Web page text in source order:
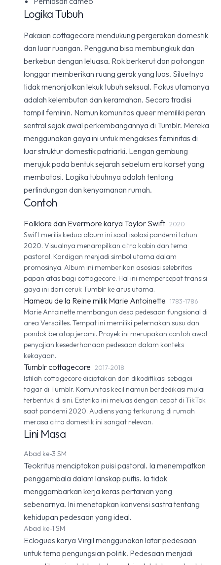
Logika Tubuh
Pakaian cottagecore mendukung pergerakan domestik
dan luar ruangan. Pengguna bisa membungkuk dan
berkebun dengan leluasa. Rok berkerut dan potongan
longgar memberikan ruang gerak yang luas. Siluetnya
tidak menonjolkan lekuk tubuh seksual. Fokus utamanya
adalah kelembutan dan keramahan. Secara tradisi
tampil feminin. Namun komunitas queer memiliki peran
sentral sejak awal perkembangannya di Tumblr. Mereka
menggunakan gaya ini untuk mengakses feminitas di
luar struktur domestik patriarki. Lengan gembung
merujuk pada bentuk sejarah sebelum era korset yang
membatasi. Logika tubuhnya adalah tentang
perlindungan dan kenyamanan rumah.
Contoh
Folklore dan Evermore karya Taylor Swift 2020
Swift merilis kedua album ini saat isolasi pandemi tahun
2020. Visualnya menampilkan citra kabin dan tema
pastoral. Kardigan menjadi simbol utama dalam
promosinya. Album ini memberikan asosiasi selebritas
papan atas bagi cottagecore. Hal ini mempercepat transisi
gaya ini dari ceruk Tumblr ke arus utama.
Hameau de la Reine milik Marie Antoinette 1783-1786
Marie Antoinette membangun desa pedesaan fungsional di
area Versailles. Tempat ini memiliki peternakan susu dan
pondok beratap jerami. Proyek ini merupakan contoh awal
penyajian kesederhanaan pedesaan dalam konteks
kekayaan.
Tumblr cottagecore 2017-2018
Istilah cottagecore diciptakan dan dikodifikasi sebagai
tagar di Tumblr. Komunitas kecil namun berdedikasi mulai
terbentuk di sini. Estetika ini meluas dengan cepat di TikTok
saat pandemi 2020. Audiens yang terkurung di rumah
merasa citra domestik ini sangat relevan.
Lini Masa
Abad ke-3 SM
Teokritus menciptakan puisi pastoral. Ia menempatkan
penggembala dalam lanskap puitis. Ia tidak
menggambarkan kerja keras pertanian yang
sebenarnya. Ini menetapkan konvensi sastra tentang
kehidupan pedesaan yang ideal.
Abad ke-1 SM
Eclogues karya Virgil menggunakan latar pedesaan
untuk tema pengungsian politik. Pedesaan menjadi